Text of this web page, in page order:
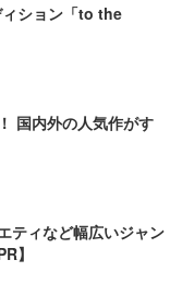
ション「to the
国内外の人気作がす
ティなど幅広いジャン
】